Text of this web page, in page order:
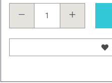
－ ＋